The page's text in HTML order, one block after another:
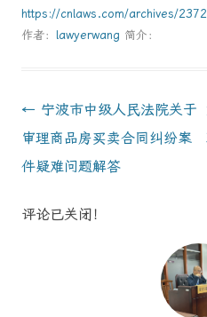
https://cnlaws.com/archives/2372
作者： lawyerwang 简介：
Post
navigation
← 宁波市中级人民法院关于
审理商品房买卖合同纠纷案
件疑难问题解答
评论已关闭！